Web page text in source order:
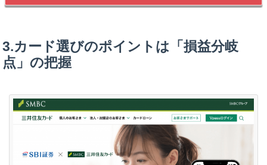
3.カード選びのポイントは「損益分岐
点」の把握